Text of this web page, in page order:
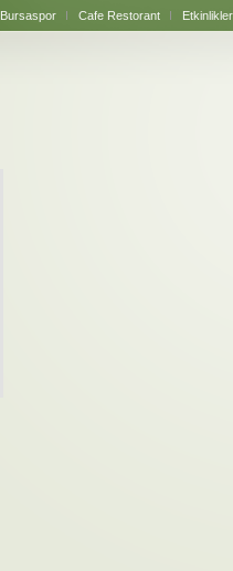
Bursaspor Cafe Restorant Etkinlikler